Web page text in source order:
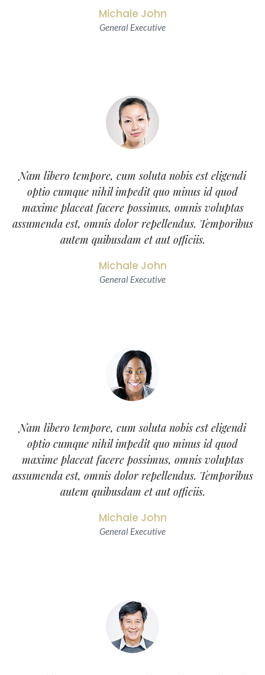
Michale John
General Executive
Nam libero tempore, cum soluta nobis est eligendi
optio cumque nihil impedit quo minus id quod
maxime placeat facere possimus, omnis voluptas
assumenda est, omnis dolor repellendus. Temporibus
autem quibusdam et aut officiis.
Michale John
General Executive
Nam libero tempore, cum soluta nobis est eligendi
optio cumque nihil impedit quo minus id quod
maxime placeat facere possimus, omnis voluptas
assumenda est, omnis dolor repellendus. Temporibus
autem quibusdam et aut officiis.
Michale John
General Executive